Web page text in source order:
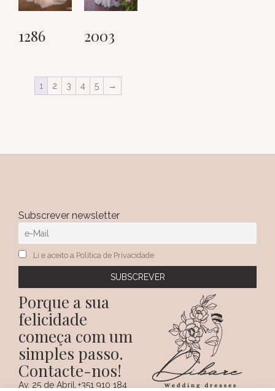
1286 2003
1 2 3 4 5 →
Subscrever newsletter
Li e aceito a Política de Privacidade
Porque a sua
felicidade
começa com um
simples passo.
Contacte-nos!
Av. 25 de Abril,+351 910 184